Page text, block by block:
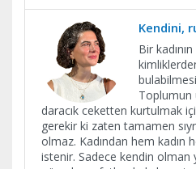
Kendini,
Bir
Toplumun
daracık ceketten kurtulmak
gerekir ki zaten tamamen
olmaz. Kadından hem kadın
istenir. Sadece kendin olman